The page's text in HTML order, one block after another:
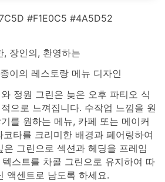
#F1E0C5 #4A5D52
, 장인의, 환영하는
이의 레스토랑 메뉴 디자인
정원 그린은 늦은 오후 파티오 식
으로 느껴집니다. 수작업 느낌을 원
를 원하는 메뉴, 카페 또는 메이커
타를 크리미한 배경과 페어링하여
그린으로 섹션과 헤딩을 프레임
스트를 차콜 그린으로 유지하여 따
액센트로 남도록 하세요.